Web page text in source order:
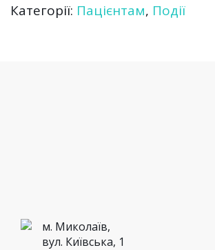
Категорії: Пацієнтам, Події
м. Миколаїв,
вул. Київська, 1